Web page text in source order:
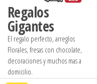
Regalos
Gigantes
El regalo perfecto, arreglos
Florales, fresas con chocolate,
decoraciones y muchos mas a
domicilio.